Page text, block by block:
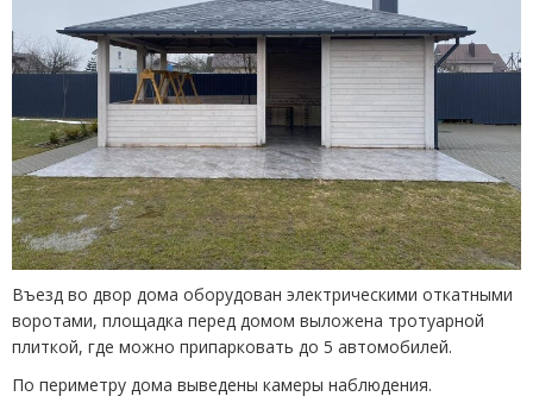
Въезд во двор дома оборудован электрическими откатными
воротами, площадка перед домом выложена тротуарной
плиткой, где можно припарковать до 5 автомобилей.
По периметру дома выведены камеры наблюдения.